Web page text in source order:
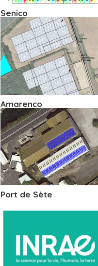
Senico
Amarenco
Port de Sète